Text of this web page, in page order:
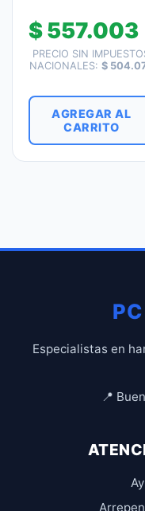
$557.003
PRECIO SIN
NACIONALES: $
AGREGAR AL
CARRITO
Especialistas en
📍